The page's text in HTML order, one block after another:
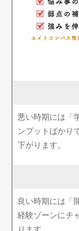
悪い時期には「
ンプットばかり
下がります。
良い時期には「
経験ゾーンにチ
ります。